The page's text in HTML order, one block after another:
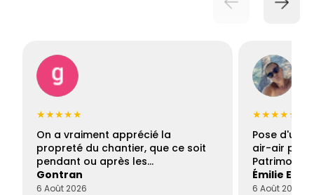
★★★★★
On a vraiment apprécié la
propreté du chantier, que ce soit
pendant ou après les…
Gontran
6 Août 2026
★★★★★
Pose d'une
air-air par
Patrimoine
Émilie
6 Août 2026